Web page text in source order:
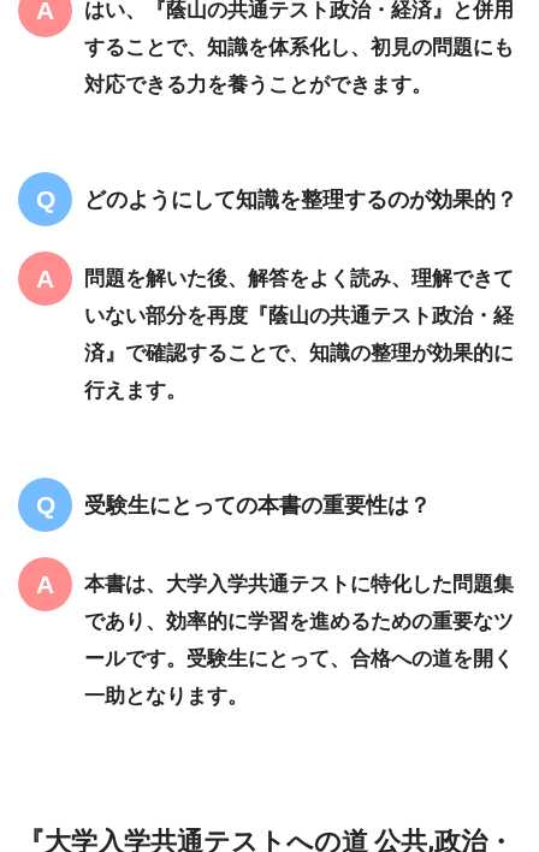
はい、『蔭山の共通テスト政治・経済』と併用
することで、知識を体系化し、初見の問題にも
対応できる力を養うことができます。
どのようにして知識を整理するのが効果的？
問題を解いた後、解答をよく読み、理解できて
いない部分を再度『蔭山の共通テスト政治・経
済』で確認することで、知識の整理が効果的に
行えます。
受験生にとっての本書の重要性は？
本書は、大学入学共通テストに特化した問題集
であり、効率的に学習を進めるための重要なツ
ールです。受験生にとって、合格への道を開く
一助となります。
『大学入学共通テストへの道 公共,政治・